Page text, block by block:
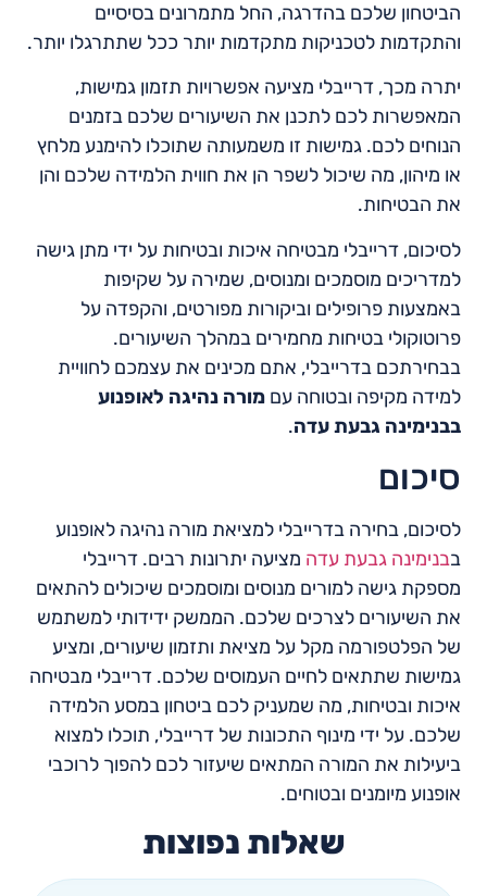
הביטחון שלכם בהדרגה, החל מתמרונים בסיסיים
והתקדמות לטכניקות מתקדמות יותר ככל שתתרגלו יותר.
יתרה מכך, דרייבלי מציעה אפשרויות תזמון גמישות,
המאפשרות לכם לתכנן את השיעורים שלכם בזמנים
הנוחים לכם. גמישות זו משמעותה שתוכלו להימנע מלחץ
או מיהון, מה שיכול לשפר הן את חווית הלמידה שלכם והן
את הבטיחות.
לסיכום, דרייבלי מבטיחה איכות ובטיחות על ידי מתן גישה
למדריכים מוסמכים ומנוסים, שמירה על שקיפות
באמצעות פרופילים וביקורות מפורטים, והקפדה על
פרוטוקולי בטיחות מחמירים במהלך השיעורים.
בבחירתכם בדרייבלי, אתם מכינים את עצמכם לחוויית
למידה מקיפה ובטוחה עם מורה נהיגה לאופנוע
בבנימינה גבעת עדה.
סיכום
לסיכום, בחירה בדרייבלי למציאת מורה נהיגה לאופנוע
בבנימינה גבעת עדה מציעה יתרונות רבים. דרייבלי
מספקת גישה למורים מנוסים ומוסמכים שיכולים להתאים
את השיעורים לצרכים שלכם. הממשק ידידותי למשתמש
של הפלטפורמה מקל על מציאת ותזמון שיעורים, ומציע
גמישות שתתאים לחיים העמוסים שלכם. דרייבלי מבטיחה
איכות ובטיחות, מה שמעניק לכם ביטחון במסע הלמידה
שלכם. על ידי מינוף התכונות של דרייבלי, תוכלו למצוא
ביעילות את המורה המתאים שיעזור לכם להפוך לרוכבי
אופנוע מיומנים ובטוחים.
שאלות נפוצות